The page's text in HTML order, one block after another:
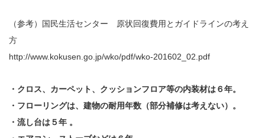
（参考）国民生活センター 原状回復費用とガイドラインの考え
方
http://www.kokusen.go.jp/wko/pdf/wko-201602_02.pdf
・クロス、カーペット、クッションフロア等の内装材は６年。
・フローリングは、建物の耐用年数（部分補修は考えない）。
・流し台は５年 。